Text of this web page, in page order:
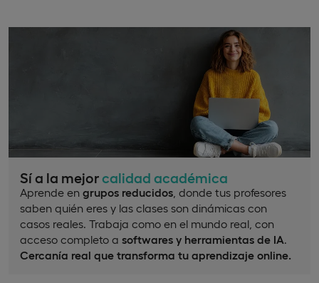
Sí a la mejorcalidad académica
Aprende en grupos reducidos , donde tus profesores
saben quién eres y las clases son dinámicas con
casos reales. Trabaja como en el mundo real, con
acceso completo a softwares y herramientas de IA.
Cercanía real que transforma tu aprendizaje online.